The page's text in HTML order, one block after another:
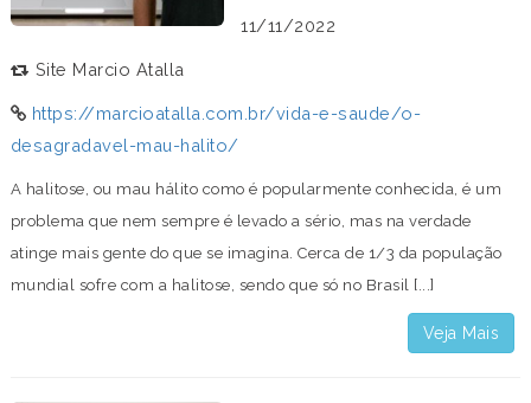
11/11/2022
Site Marcio Atalla
https://marcioatalla.com.br/vida-e-saude/o-
desagradavel-mau-halito/
A halitose, ou mau hálito como é popularmente conhecida, é um
problema que nem sempre é levado a sério, mas na verdade
atinge mais gente do que se imagina. Cerca de 1/3 da população
mundial sofre com a halitose, sendo que só no Brasil [...]
Veja Mais